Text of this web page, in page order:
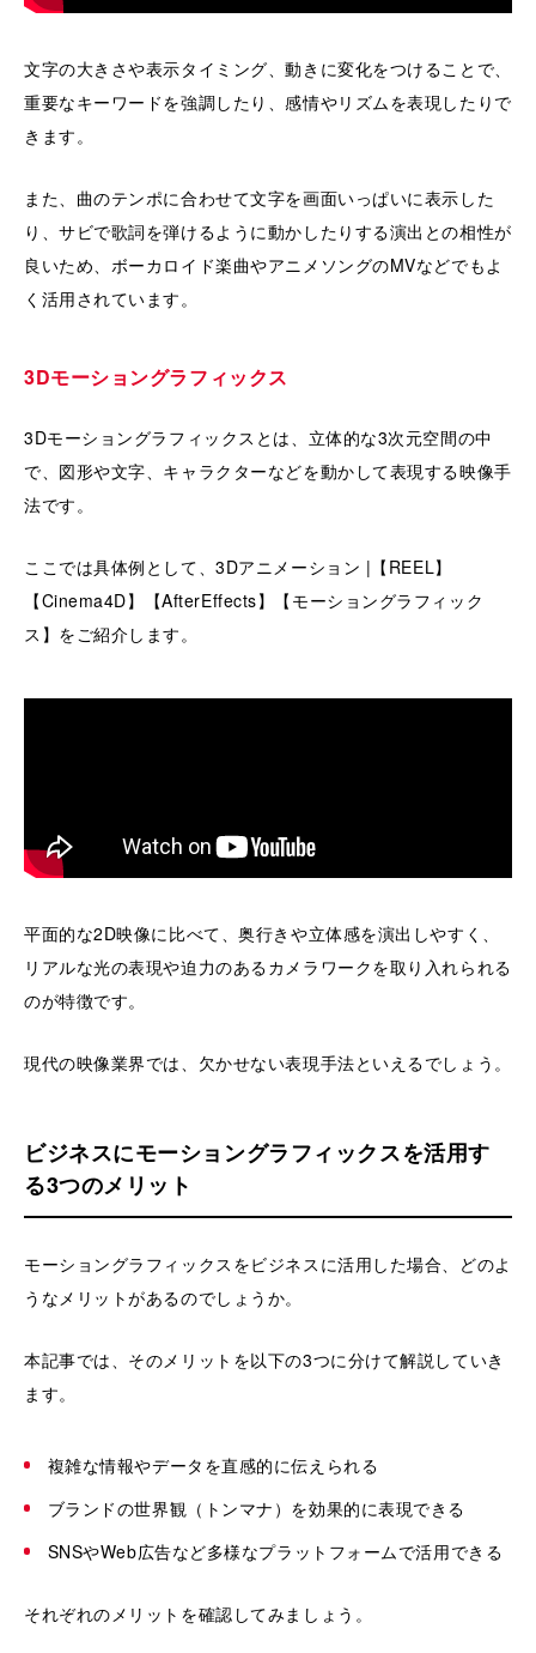
文字の大きさや表示タイミング、動きに変化をつけることで、
重要なキーワードを強調したり、感情やリズムを表現したりで
きます。
また、曲のテンポに合わせて文字を画面いっぱいに表示した
り、サビで歌詞を弾けるように動かしたりする演出との相性が
良いため、ボーカロイド楽曲やアニメソングのMVなどでもよ
く活用されています。
3Dモーショングラフィックス
3Dモーショングラフィックスとは、立体的な3次元空間の中
で、図形や文字、キャラクターなどを動かして表現する映像手
法です。
ここでは具体例として、3Dアニメーション |【REEL】
【Cinema4D】【AfterEffects】【モーショングラフィック
ス】をご紹介します。
平面的な2D映像に比べて、奥行きや立体感を演出しやすく、
リアルな光の表現や迫力のあるカメラワークを取り入れられる
のが特徴です。
現代の映像業界では、欠かせない表現手法といえるでしょう。
ビジネスにモーショングラフィックスを活用す
る3つのメリット
モーショングラフィックスをビジネスに活用した場合、どのよ
うなメリットがあるのでしょうか。
本記事では、そのメリットを以下の3つに分けて解説していき
ます。
複雑な情報やデータを直感的に伝えられる
ブランドの世界観（トンマナ）を効果的に表現できる
SNSやWeb広告など多様なプラットフォームで活用できる
それぞれのメリットを確認してみましょう。